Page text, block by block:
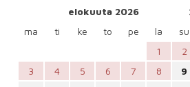
elokuuta 2026
ma
ti ke to pe la
su
1
2
3
4 5 6 7 8
9